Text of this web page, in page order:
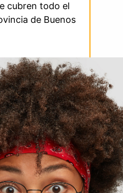
AtletismoPergamino
Soledad Aita bajó
en los 15K y volvió
hacer historia con
nuevo récord
Ago 6, 2026
cubren todo el
de Buenos